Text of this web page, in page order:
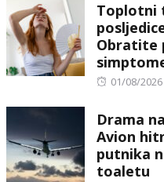
Toplotni
Obratite
Posted
01/08/2026
Drama
Avion
putnika
toaletu